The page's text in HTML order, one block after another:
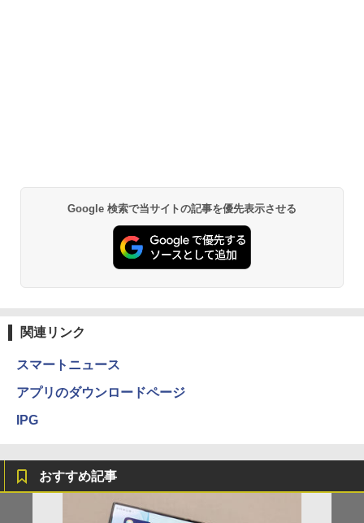
Google 検索で当サイトの記事を優先表示させる
関連リンク
スマートニュース
アプリのダウンロードページ
IPG
おすすめ記事